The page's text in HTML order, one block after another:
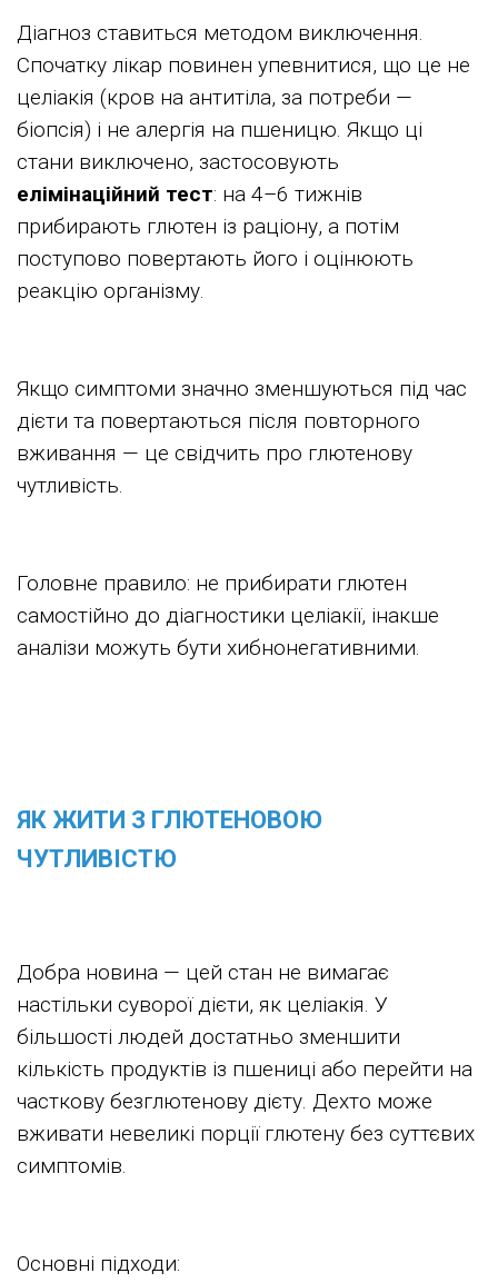
Діагноз ставиться методом виключення.
Спочатку лікар повинен упевнитися, що це не
целіакія (кров на антитіла, за потреби —
біопсія) і не алергія на пшеницю. Якщо ці
стани виключено, застосовують
елімінаційний тест: на 4–6 тижнів
прибирають глютен із раціону, а потім
поступово повертають його і оцінюють
реакцію організму.
Якщо симптоми значно зменшуються під час
дієти та повертаються після повторного
вживання — це свідчить про глютенову
чутливість.
Головне правило: не прибирати глютен
самостійно до діагностики целіакії, інакше
аналізи можуть бути хибнонегативними.
ЯК ЖИТИ З ГЛЮТЕНОВОЮ
ЧУТЛИВІСТЮ
Добра новина — цей стан не вимагає
настільки суворої дієти, як целіакія. У
більшості людей достатньо зменшити
кількість продуктів із пшениці або перейти на
часткову безглютенову дієту. Дехто може
вживати невеликі порції глютену без суттєвих
симптомів.
Основні підходи: